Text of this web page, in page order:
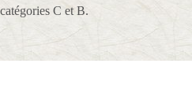
C et B.